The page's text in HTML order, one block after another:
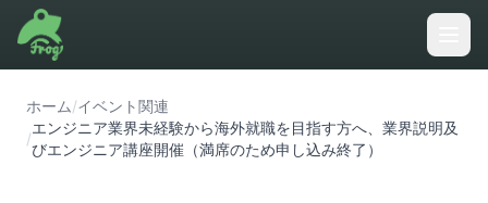
ホーム/イベント関連
/
エンジニア業界未経験から海外就職を目指す方へ、業界説明及
びエンジニア講座開催（満席のため申し込み終了）